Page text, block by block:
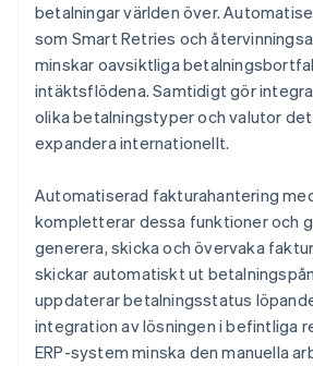
betalningar världen över.
som Smart Retries och
minskar oavsiktliga
intäktsflödena. Samtidigt gör
olika betalningstyper och valutor
expandera internationellt.
Automatiserad fakturahantering
kompletterar dessa funktioner och
generera, skicka och övervaka
skickar automatiskt ut
uppdaterar betalningsstatus
integration av lösningen i befintliga
ERP-system minska den manuella